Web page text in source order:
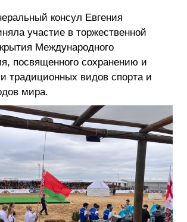
консул Евгения
участие в торжественной
Международного
посвященного сохранению и
традиционных видов спорта и
мира.